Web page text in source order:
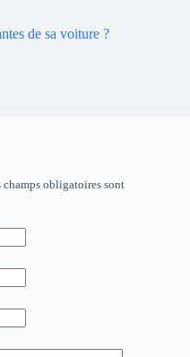
de sa voiture ?
champs obligatoires sont